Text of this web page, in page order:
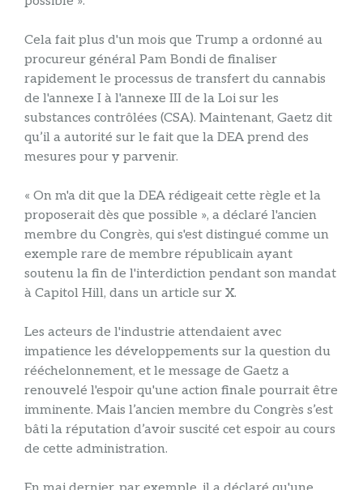
Cela fait plus d'un mois que Trump a ordonné au
procureur général Pam Bondi de finaliser
rapidement le processus de transfert du cannabis
de l'annexe I à l'annexe III de la Loi sur les
substances contrôlées (CSA). Maintenant, Gaetz dit
qu’il a autorité sur le fait que la DEA prend des
mesures pour y parvenir.
« On m'a dit que la DEA rédigeait cette règle et la
proposerait dès que possible », a déclaré l'ancien
membre du Congrès, qui s'est distingué comme un
exemple rare de membre républicain ayant
soutenu la fin de l'interdiction pendant son mandat
à Capitol Hill, dans un article sur X.
Les acteurs de l'industrie attendaient avec
impatience les développements sur la question du
rééchelonnement, et le message de Gaetz a
renouvelé l'espoir qu'une action finale pourrait être
imminente. Mais l’ancien membre du Congrès s’est
bâti la réputation d’avoir suscité cet espoir au cours
de cette administration.